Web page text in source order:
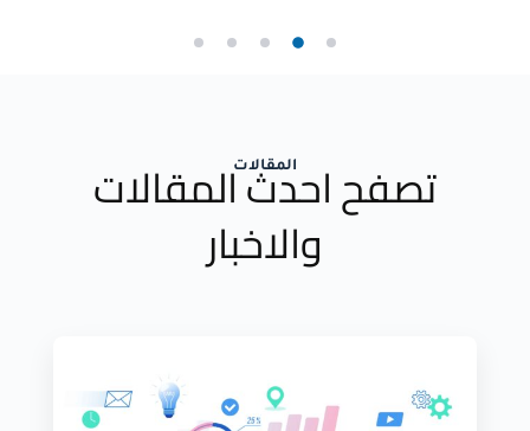
المقالات
تصفح احدث المقالات
والاخبار